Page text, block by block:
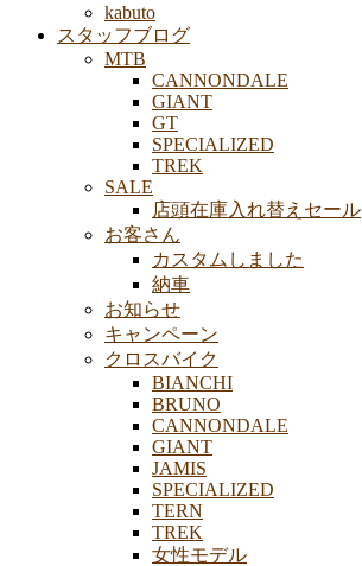
kabuto
スタッフブログ
MTB
CANNONDALE
GIANT
GT
SPECIALIZED
TREK
SALE
店頭在庫入れ替えセール
お客さん
カスタムしました
納車
お知らせ
キャンペーン
クロスバイク
BIANCHI
BRUNO
CANNONDALE
GIANT
JAMIS
SPECIALIZED
TERN
TREK
女性モデル